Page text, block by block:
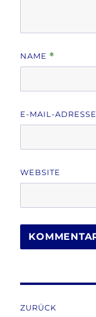
NAME *
E-MAIL-ADRESSE
WEBSITE
ZURÜCK